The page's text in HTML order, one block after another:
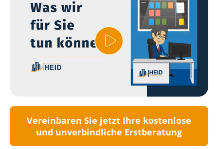
Vereinbaren Sie jetzt Ihre kostenlose
und unverbindliche Erstberatung